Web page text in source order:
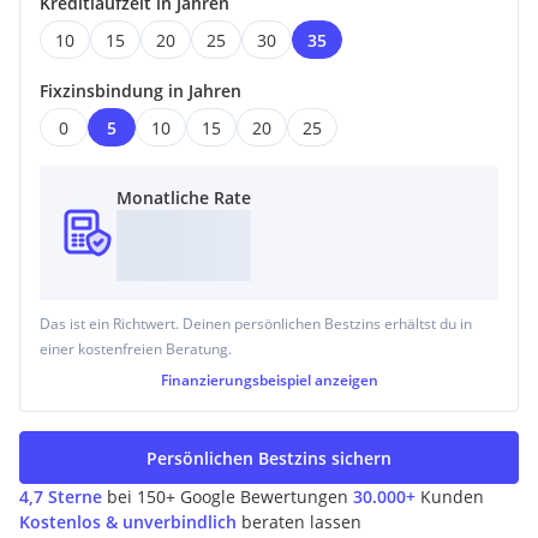
Zusammenfassung und Highlights:
Leistbares Wohnen in familienfreundlicher Umgebung
Mit rund 541 m² bietet es die optimale Größe, Ihren
Hervorragende Lage mit günstiger Infrastruktur im
Speckgürtel von Wels und Linz
Sämtliche Infrastrukturkosten sind bereits im Kaufpreis
Bauvorhaben
Weitere Detailinformationen sowie die Vereinbarung eines
Besichtigungstermins erhalten Sie gerne nach schriftlicher
Kontaktaufnahme.
KONTAKT
10
15 20 25 30 35
Fixzinsbindung in Jahren
0
5 10 15 20 25
Monatliche Rate
Das ist ein Richtwert. Deinen persönlichen Bestzins erhältst du in
einer kostenfreien Beratung.
Finanzierungsbeispiel anzeigen
4,7 Sterne bei 150+ Google Bewertungen 30.000+ Kunden
Kostenlos & unverbindlich beraten lassen
Persönlichen Bestzins sichern